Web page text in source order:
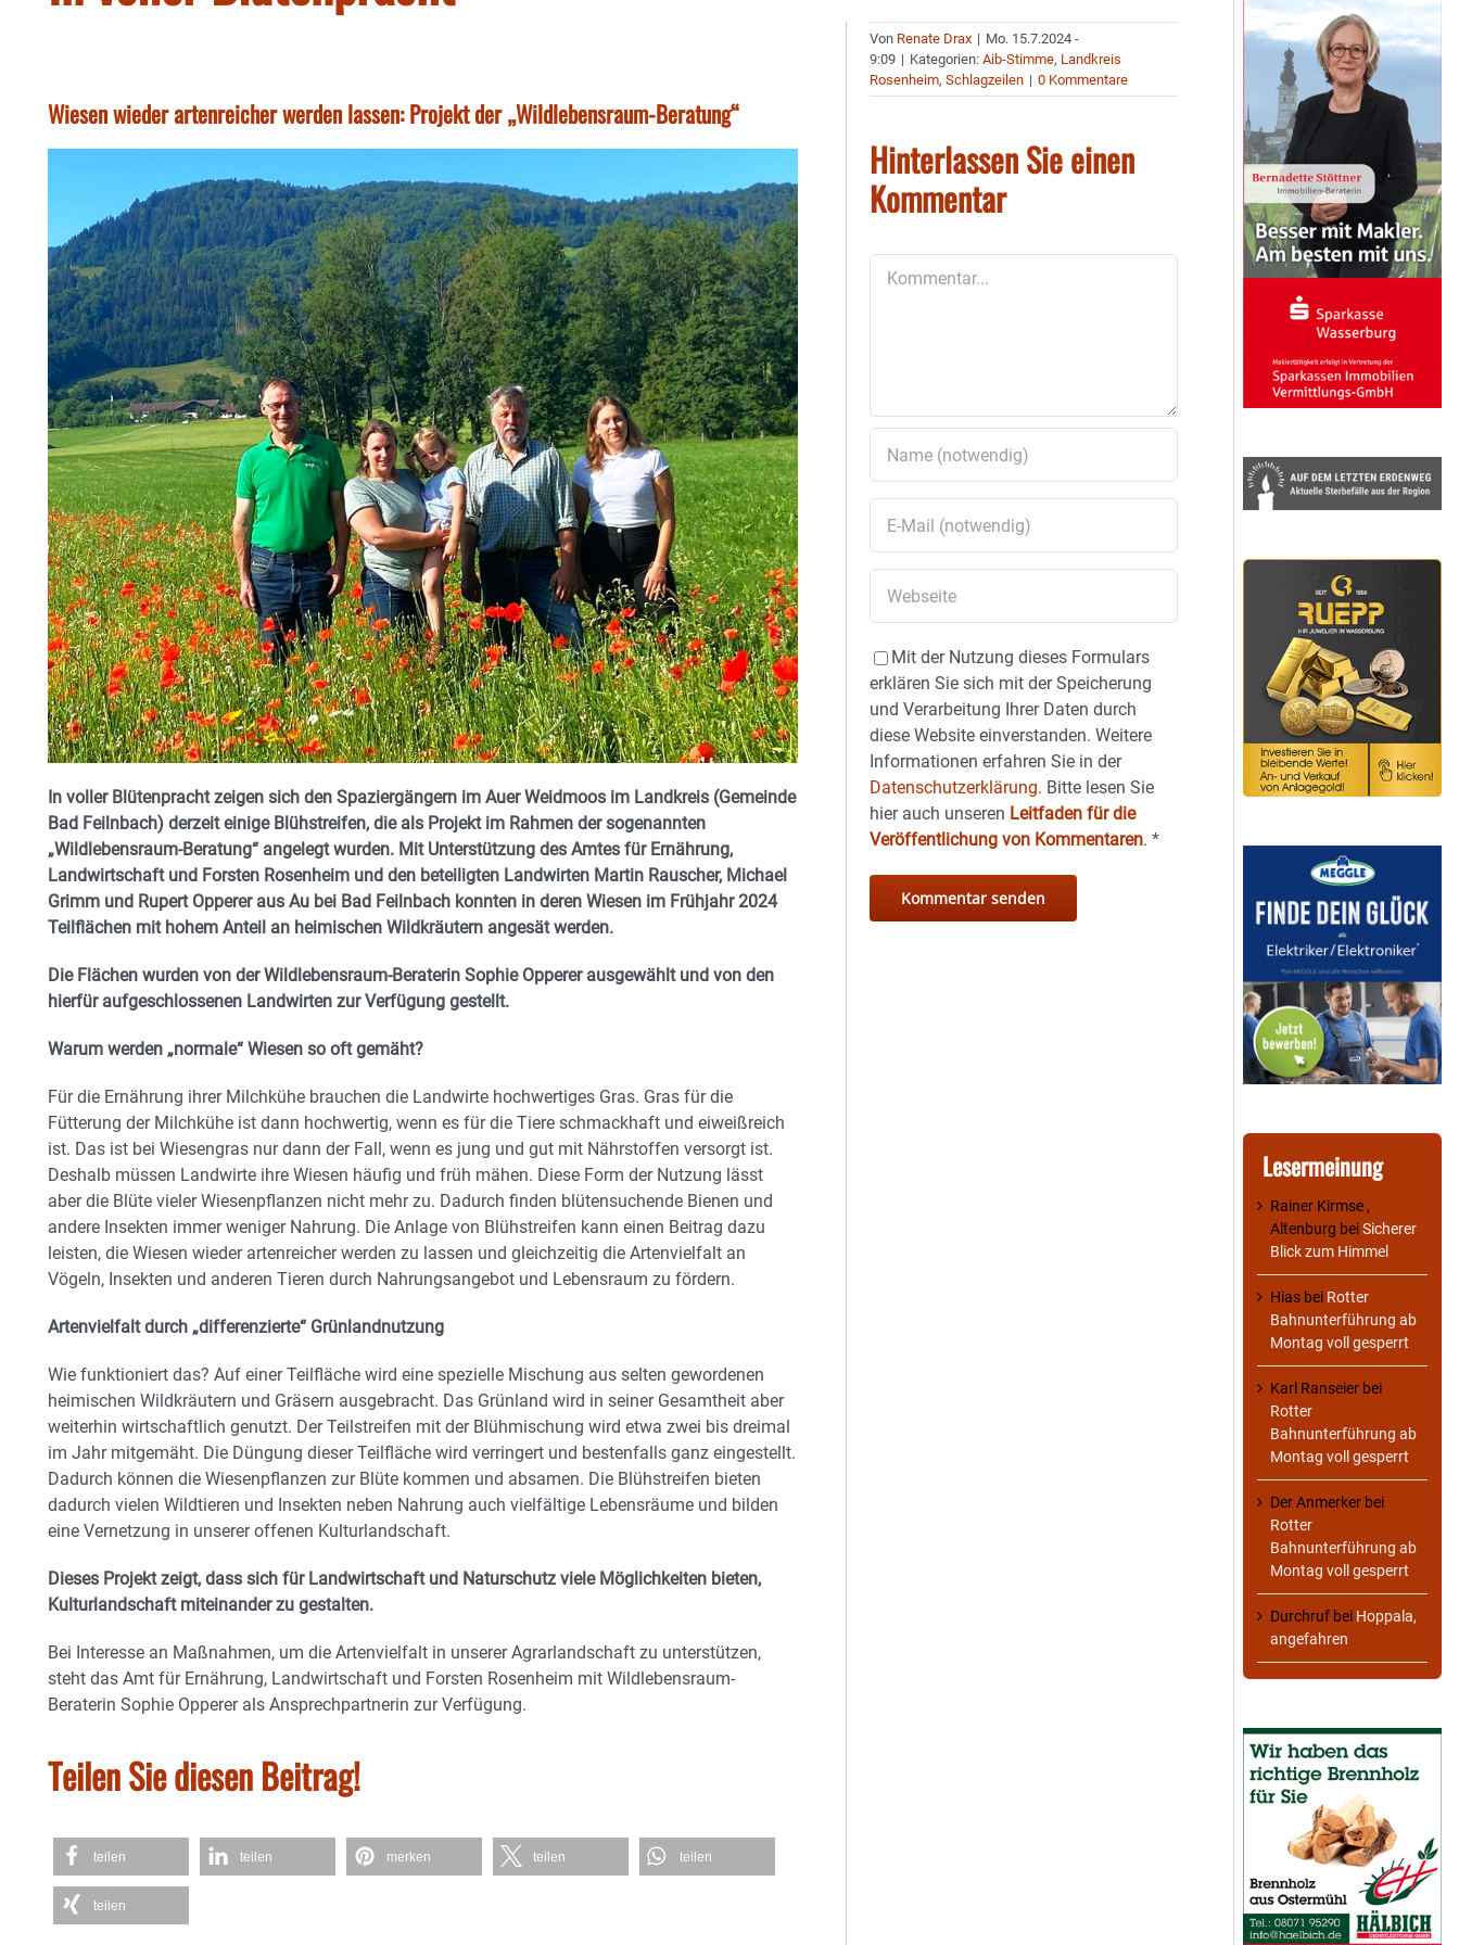
Wiesen wieder artenreicher werden lassen: Projekt der „Wildlebensraum-Beratung“
In voller Blütenpracht zeigen sich den Spaziergängern im Auer Weidmoos im Landkreis (Gemeinde
Bad Feilnbach) derzeit einige Blühstreifen, die als Projekt im Rahmen der sogenannten
„Wildlebensraum-Beratung“ angelegt wurden. Mit Unterstützung des Amtes für Ernährung,
Landwirtschaft und Forsten Rosenheim und den beteiligten Landwirten Martin Rauscher, Michael
Grimm und Rupert Opperer aus Au bei Bad Feilnbach konnten in deren Wiesen im Frühjahr 2024
Teilflächen mit hohem Anteil an heimischen Wildkräutern angesät werden.
Die Flächen wurden von der Wildlebensraum-Beraterin Sophie Opperer ausgewählt und von den
hierfür aufgeschlossenen Landwirten zur Verfügung gestellt.
Warum werden „normale“ Wiesen so oft gemäht?
Für die Ernährung ihrer Milchkühe brauchen die Landwirte hochwertiges Gras. Gras für die
Fütterung der Milchkühe ist dann hochwertig, wenn es für die Tiere schmackhaft und eiweißreich
ist. Das ist bei Wiesengras nur dann der Fall, wenn es jung und gut mit Nährstoffen versorgt ist.
Deshalb müssen Landwirte ihre Wiesen häufig und früh mähen. Diese Form der Nutzung lässt
aber die Blüte vieler Wiesenpflanzen nicht mehr zu. Dadurch finden blütensuchende Bienen und
andere Insekten immer weniger Nahrung. Die Anlage von Blühstreifen kann einen Beitrag dazu
leisten, die Wiesen wieder artenreicher werden zu lassen und gleichzeitig die Artenvielfalt an
Vögeln, Insekten und anderen Tieren durch Nahrungsangebot und Lebensraum zu fördern.
Artenvielfalt durch „differenzierte“ Grünlandnutzung
Wie funktioniert das? Auf einer Teilfläche wird eine spezielle Mischung aus selten gewordenen
heimischen Wildkräutern und Gräsern ausgebracht. Das Grünland wird in seiner Gesamtheit aber
weiterhin wirtschaftlich genutzt. Der Teilstreifen mit der Blühmischung wird etwa zwei bis dreimal
im Jahr mitgemäht. Die Düngung dieser Teilfläche wird verringert und bestenfalls ganz eingestellt.
Dadurch können die Wiesenpflanzen zur Blüte kommen und absamen. Die Blühstreifen bieten
dadurch vielen Wildtieren und Insekten neben Nahrung auch vielfältige Lebensräume und bilden
eine Vernetzung in unserer offenen Kulturlandschaft.
Dieses Projekt zeigt, dass sich für Landwirtschaft und Naturschutz viele Möglichkeiten bieten,
Kulturlandschaft miteinander zu gestalten.
Bei Interesse an Maßnahmen, um die Artenvielfalt in unserer Agrarlandschaft zu unterstützen,
steht das Amt für Ernährung, Landwirtschaft und Forsten Rosenheim mit Wildlebensraum-
Beraterin Sophie Opperer als Ansprechpartnerin zur Verfügung.
Teilen Sie diesen Beitrag!
teilen teilen merken teilen teilen
teilen
Von Renate Drax | Mo. 15.7.2024 -
9:09 | Kategorien:Aib-Stimme, Landkreis
Rosenheim,Schlagzeilen | 0 Kommentare
Hinterlassen Sie einen
Kommentar
Mit der Nutzung dieses Formulars
erklären Sie sich mit der Speicherung
und Verarbeitung Ihrer Daten durch
diese Website einverstanden. Weitere
Informationen erfahren Sie in der
Datenschutzerklärung. Bitte lesen Sie
hier auch unseren Leitfaden für die
Veröffentlichung von Kommentaren.*
Lesermeinung
Rainer Kirmse ,
Altenburg beiSicherer
Blick zum Himmel
Hias bei Rotter
Bahnunterführung ab
Montag voll gesperrt
Karl Ranseier bei
Rotter
Bahnunterführung ab
Montag voll gesperrt
Der Anmerker bei
Rotter
Bahnunterführung ab
Montag voll gesperrt
Durchruf bei Hoppala,
angefahren